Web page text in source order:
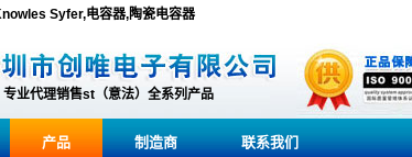
Syfer,电容器,陶瓷电容器
专业代理销售st（意法）全系列产品
产品 制造商 联系我们